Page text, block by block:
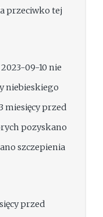
przeciwko tej
09-10 nie
niebieskiego
miesięcy przed
pozyskano
szczepienia
przed